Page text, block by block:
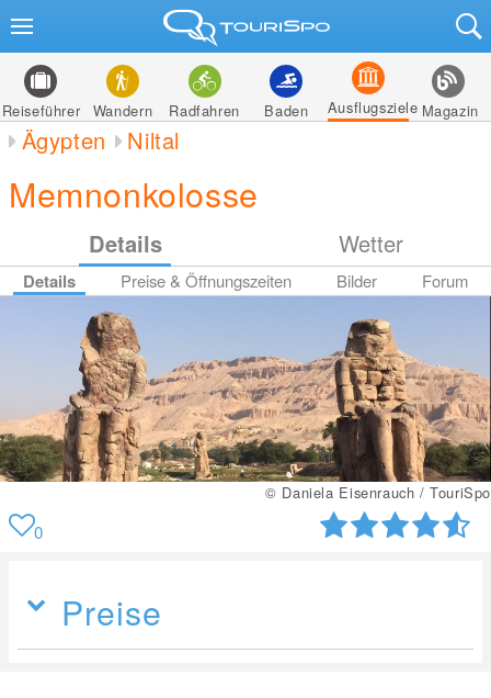
Reiseführer Wandern Radfahren Baden Ausflugsziele Magazin
Ägypten Niltal
Memnonkolosse
Details Wetter
Details Preise & Öffnungszeiten Bilder Forum
© Daniela Eisenrauch / TouriSpo
0
Preise